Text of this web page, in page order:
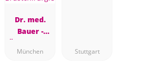
Dr. med.
Bauer -
Ästhetische
Brustchirur
München Stuttgart